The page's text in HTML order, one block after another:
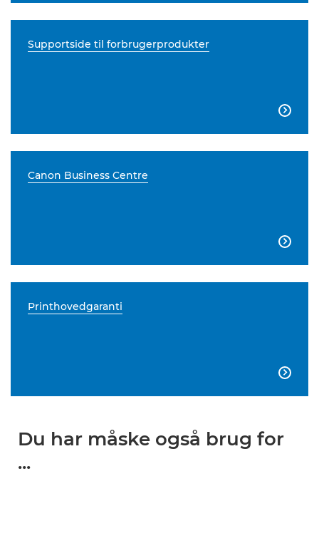
Supportside til forbrugerprodukter

Canon Business Centre

Printhovedgaranti

Du har måske også brug for
...